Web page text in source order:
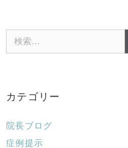
索:
カテゴリー
院長ブログ
症例提示